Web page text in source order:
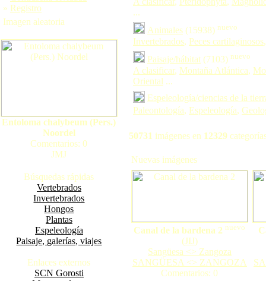
» Registro
Imagen aleatoria
Entoloma chalybeum (Pers.)
Noordel
Comentarios: 0
JMJ
Búsquedas rápidas
Vertebrados
Invertebrados
Hongos
Plantas
Espeleología
Paisaje, galerías, viajes
Enlaces externos
SCN Gorosti
...
Animales (15938) nuevo
Invertebrados, Peces cartilaginosos
Paisaje/hábitat (7103) nuevo
A clasificar, Montaña Atlántica,
Oriental ...
Espeleología/ciencias de la
Paleontología, Espeleología,
50731 imágenes en 12329
Nuevas imágenes
Canal de la bardena 2 nuevo
(JIJ)
Sangüesa <> Zangoza
SANGÜESA <> ZANGOZA
Comentarios: 0